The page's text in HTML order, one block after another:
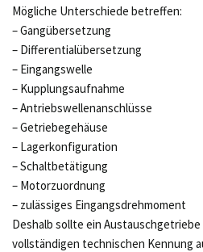
Mögliche Unterschiede betreffen:
– Gangübersetzung
– Differentialübersetzung
– Eingangswelle
– Kupplungsaufnahme
– Antriebswellenanschlüsse
– Getriebegehäuse
– Lagerkonfiguration
– Schaltbetätigung
– Motorzuordnung
– zulässiges Eingangsdrehmoment
Deshalb sollte ein Austauschgetriebe
vollständigen technischen Kennung